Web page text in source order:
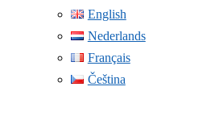
English
Nederlands
Français
Čeština